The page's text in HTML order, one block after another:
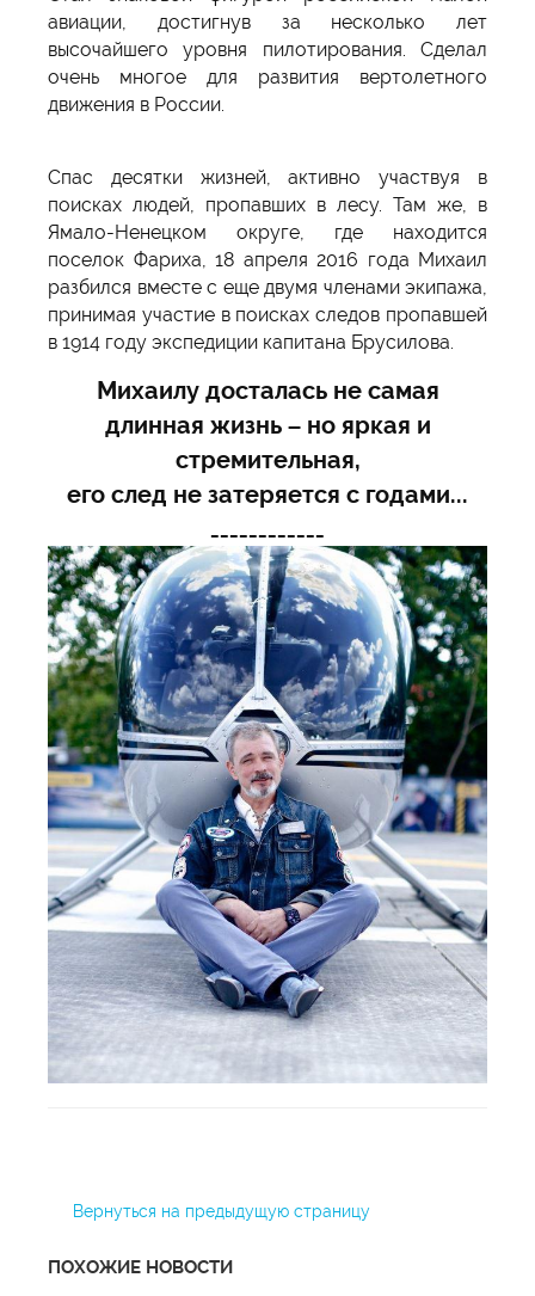
авиации, достигнув за несколько лет
высочайшего уровня пилотирования. Сделал
очень многое для развития вертолетного
движения в России.
Спас десятки жизней, активно участвуя в
поисках людей, пропавших в лесу. Там же, в
Ямало-Ненецком округе, где находится
поселок Фариха, 18 апреля 2016 года Михаил
разбился вместе с еще двумя членами экипажа,
принимая участие в поисках следов пропавшей
в 1914 году экспедиции капитана Брусилова.
Михаилу досталась не самая
длинная жизнь – но яркая и
стремительная,
его след не затеряется с годами...
Вернуться на предыдущую страницу
ПОХОЖИЕ НОВОСТИ